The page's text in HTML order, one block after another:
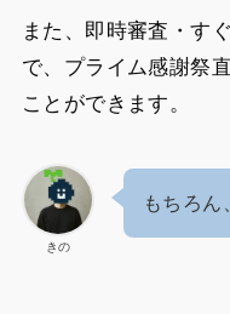
また、即時審査・す
で、プライム感謝祭
ことができます。
きの
もちろん